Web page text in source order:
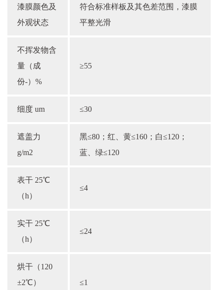
漆膜颜色及
外观状态
符合标准样板及其色差范围，漆膜
平整光滑
不挥发物含
量（成
份-）%
≥55
细度 um ≤30
遮盖力
g/m2
黑≤80；红、黄≤160；白≤120；
蓝、绿≤120
表干 25℃
（h）
≤4
实干 25℃
（h）
≤24
烘干（120
±2℃）
≤1